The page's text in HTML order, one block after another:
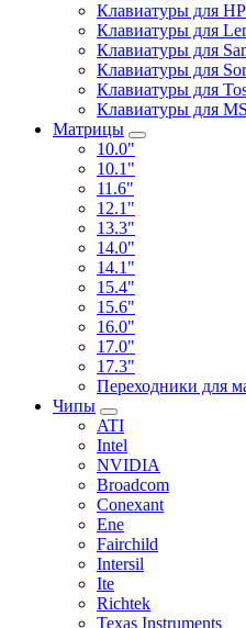
Клавиатуры для HP
Клавиатуры для
Клавиатуры для
Клавиатуры для
Клавиатуры для
Клавиатуры для
Матрицы
10.0"
10.1"
11.6"
12.1"
13.3"
14.0"
14.1"
15.4"
15.6"
16.0"
17.0"
17.3"
Переходники для
Чипы
ATI
Intel
NVIDIA
Broadcom
Conexant
Ene
Fairchild
Intersil
Ite
Richtek
Texas Instruments